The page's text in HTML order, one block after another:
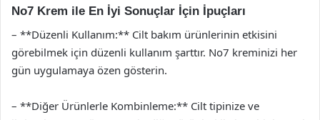
No7 Krem ile En İyi Sonuçlar İçin İpuçları
– **Düzenli Kullanım:** Cilt bakım ürünlerinin etkisini
görebilmek için düzenli kullanım şarttır. No7 kreminizi her
gün uygulamaya özen gösterin.
– **Diğer Ürünlerle Kombinleme:** Cilt tipinize ve